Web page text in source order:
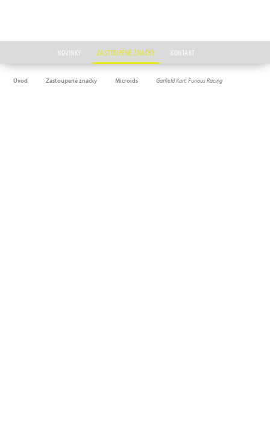
NOVINKY ZASTOUPENÉ ZNAČKY KONTAKT
Úvod Zastoupené značky Microids Garfield Kart: Furious Racing